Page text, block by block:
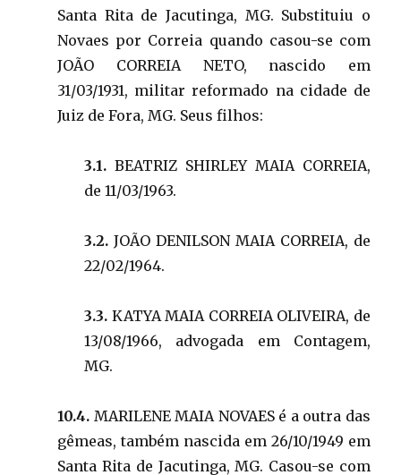
Santa Rita de Jacutinga, MG. Substituiu o
Novaes por Correia quando casou-se com
JOÃO CORREIA NETO, nascido em
31/03/1931, militar reformado na cidade de
Juiz de Fora, MG. Seus filhos:
3.1. BEATRIZ SHIRLEY MAIA CORREIA,
de 11/03/1963.
3.2. JOÃO DENILSON MAIA CORREIA, de
22/02/1964.
3.3. KATYA MAIA CORREIA OLIVEIRA, de
13/08/1966, advogada em Contagem,
MG.
10.4. MARILENE MAIA NOVAES é a outra das
gêmeas, também nascida em 26/10/1949 em
Santa Rita de Jacutinga, MG. Casou-se com